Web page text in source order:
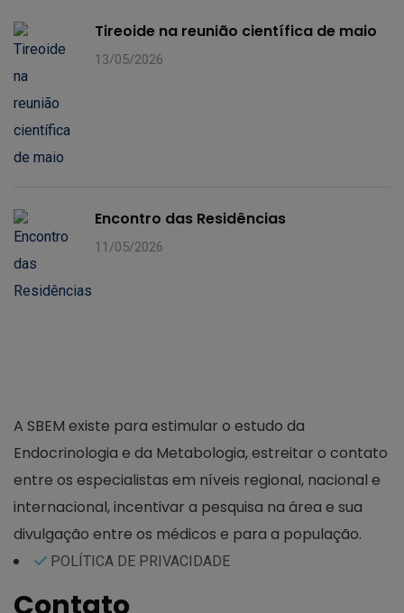
Tireoide na reunião científica de maio
13/05/2026
Encontro das Residências
11/05/2026
A SBEM existe para estimular o estudo da
Endocrinologia e da Metabologia, estreitar o contato
entre os especialistas em níveis regional, nacional e
internacional, incentivar a pesquisa na área e sua
divulgação entre os médicos e para a população.
POLÍTICA DE PRIVACIDADE